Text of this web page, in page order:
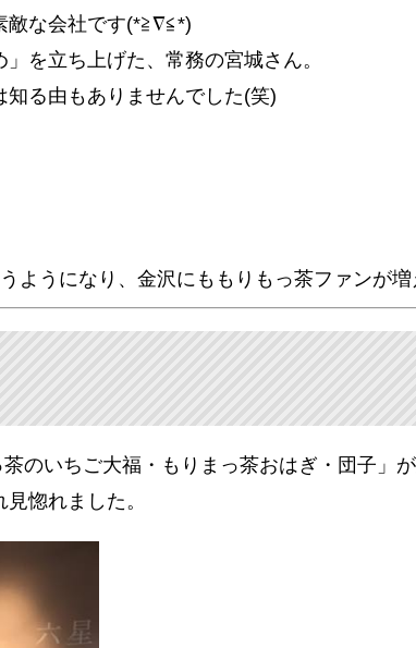
敵な会社です(*≧∇≦*)
を立ち上げた、常務の宮城さん。
る由もありませんでした(笑)
ようになり、金沢にももりもっ茶ファンが増
のいちご大福・もりまっ茶おはぎ・団子」が
惚れました。